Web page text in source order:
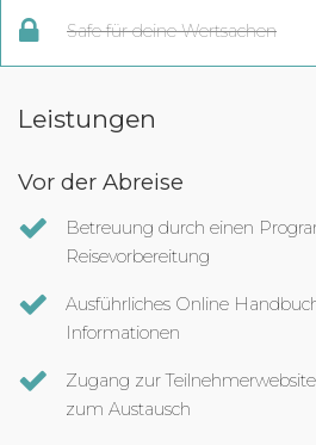
Safe für deine Wertsachen
Leistungen
Vor der Abreise
Betreuung durch einen
Reisevorbereitung
Ausführliches Online
Informationen
Zugang zur
zum Austausch